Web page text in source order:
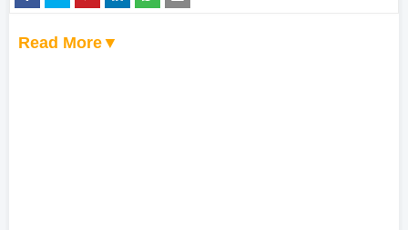
Read More▼